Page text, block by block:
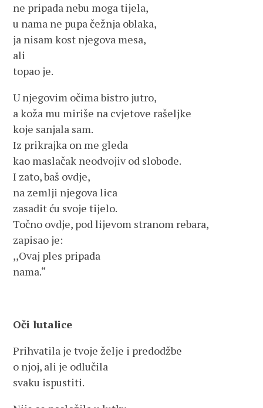
ne pripada nebu moga tijela,
u nama ne pupa čežnja oblaka,
ja nisam kost njegova mesa,
ali
topao je.
U njegovim očima bistro jutro,
a koža mu miriše na cvjetove rašeljke
koje sanjala sam.
Iz prikrajka on me gleda
kao maslačak neodvojiv od slobode.
I zato, baš ovdje,
na zemlji njegova lica
zasadit ću svoje tijelo.
Točno ovdje, pod lijevom stranom rebara,
zapisao je:
,,Ovaj ples pripada
nama.“
Oči lutalice
Prihvatila je tvoje želje i predodžbe
o njoj, ali je odlučila
svaku ispustiti.